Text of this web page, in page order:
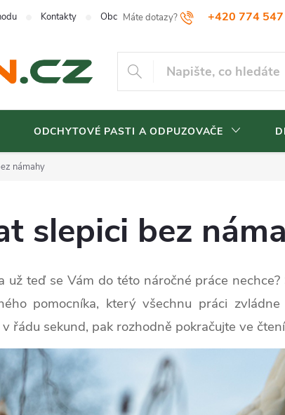
+420 774
Kontakty Obchodní podmínky Reklamační řád
ODCHYTOVÉ PASTI A ODPUZOVAČE
námahy
slepici bez
už teď se Vám do této náročné práce
pomocníka, který všechnu práci
řádu sekund, pak rozhodně pokračujte ve